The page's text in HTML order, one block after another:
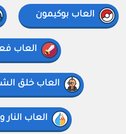
العاب بوكيمون
العاب
العاب خلق
العاب النار